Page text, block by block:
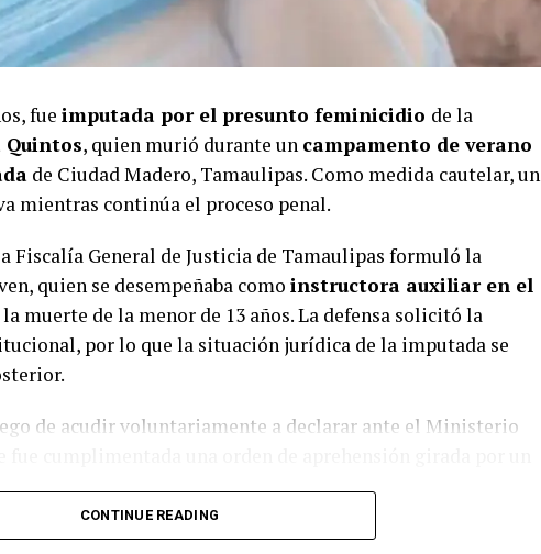
fue imputada por el presunto feminicidio de la
Quintos, quien murió durante un campamento de verano
de Ciudad Madero, Tamaulipas. Como medida cautelar, un
mientras continúa el proceso penal.
Fiscalía General de Justicia de Tamaulipas formuló la
quien se desempeñaba como instructora auxiliar en el
muerte de la menor de 13 años. La defensa solicitó la
por lo que la situación jurídica de la imputada se
de acudir voluntariamente a declarar ante el Ministerio
protocolo de feminicidio tras la muerte de Dafne Zapata,
CONTINUE READING